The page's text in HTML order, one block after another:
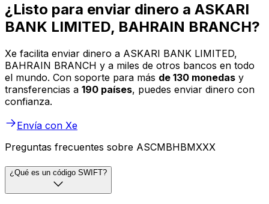
¿Listo para enviar dinero a ASKARI
BANK LIMITED, BAHRAIN BRANCH?
Xe facilita enviar dinero a ASKARI BANK LIMITED,
BAHRAIN BRANCH y a miles de otros bancos en todo
el mundo. Con soporte para más de 130 monedas y
transferencias a 190 países, puedes enviar dinero con
confianza.
Envía con Xe
Preguntas frecuentes sobre ASCMBHBMXXX
¿Qué es un código SWIFT?